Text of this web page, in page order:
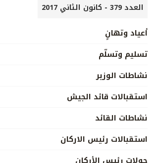
العدد 379 - كانون الثاني 2017
أعياد وتهانٍ
تسليم وتسلّم
نشاطات الوزير
استقبالات قائد الجيش
نشاطات القائد
استقبالات رئيس الاركان